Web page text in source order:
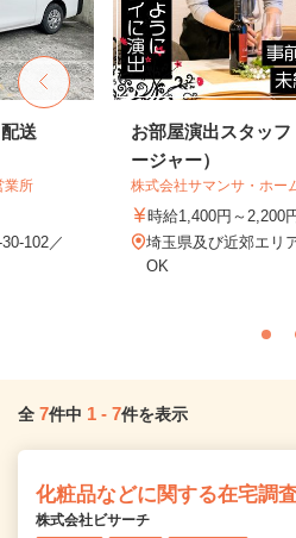
送
業所
102／
お部屋演出スタッ
ージャー）
株式会社サマンサ・ホー
時給1,400円～2,200
埼玉県及び近郊エ
OK
全 7件中 1 - 7件を表示
化粧品などに関する在宅調
株式会社ビサーチ